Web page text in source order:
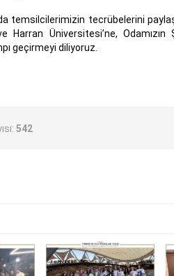
tecrübelerini
Üniversitesi’ne, Odamızın
geçirmeyi diliyoruz.
542